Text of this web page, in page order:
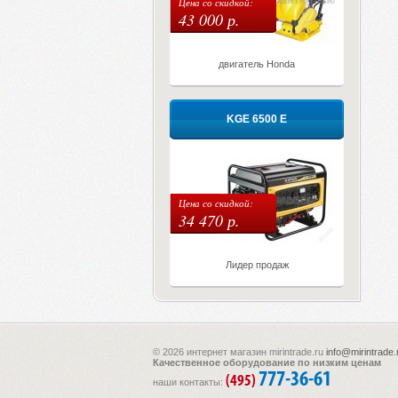
43 000 р.
двигатель Honda
KGE 6500 E
Цена со скидкой:
34 470 р.
Лидер продаж
© 2026 интернет магазин mirintrade.ru
Качественное оборудование по низким ценам
наши контакты: (495) 777-36-61